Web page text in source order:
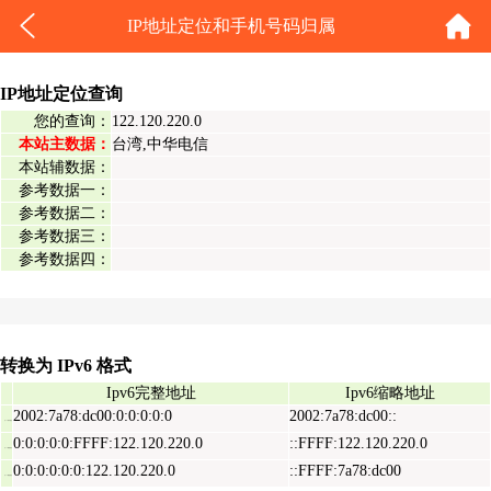
IP地址定位和手机号码归属
IP地址定位查询
您的查询： 122.120.220.0
本站主数据： 台湾,中华电信
本站辅数据：
参考数据一：
参考数据二：
参考数据三：
参考数据四：
转换为 IPv6 格式
Ipv6完整地址 Ipv6缩略地址
2002:7a78:dc00:0:0:0:0:0 2002:7a78:dc00::
0:0:0:0:0:FFFF:122.120.220.0 ::FFFF:122.120.220.0
0:0:0:0:0:0:122.120.220.0 ::FFFF:7a78:dc00